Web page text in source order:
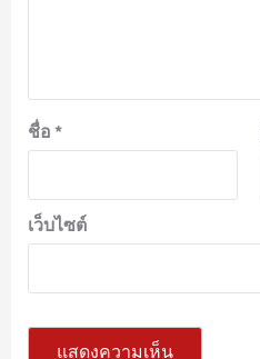
ชื่อ *
เว็บไซต์